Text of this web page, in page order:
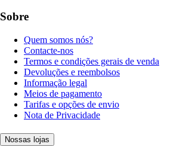
Sobre
Quem somos nós?
Contacte-nos
Termos e condições gerais de venda
Devoluções e reembolsos
Informação legal
Meios de pagamento
Tarifas e opções de envio
Nota de Privacidade
Nossas lojas